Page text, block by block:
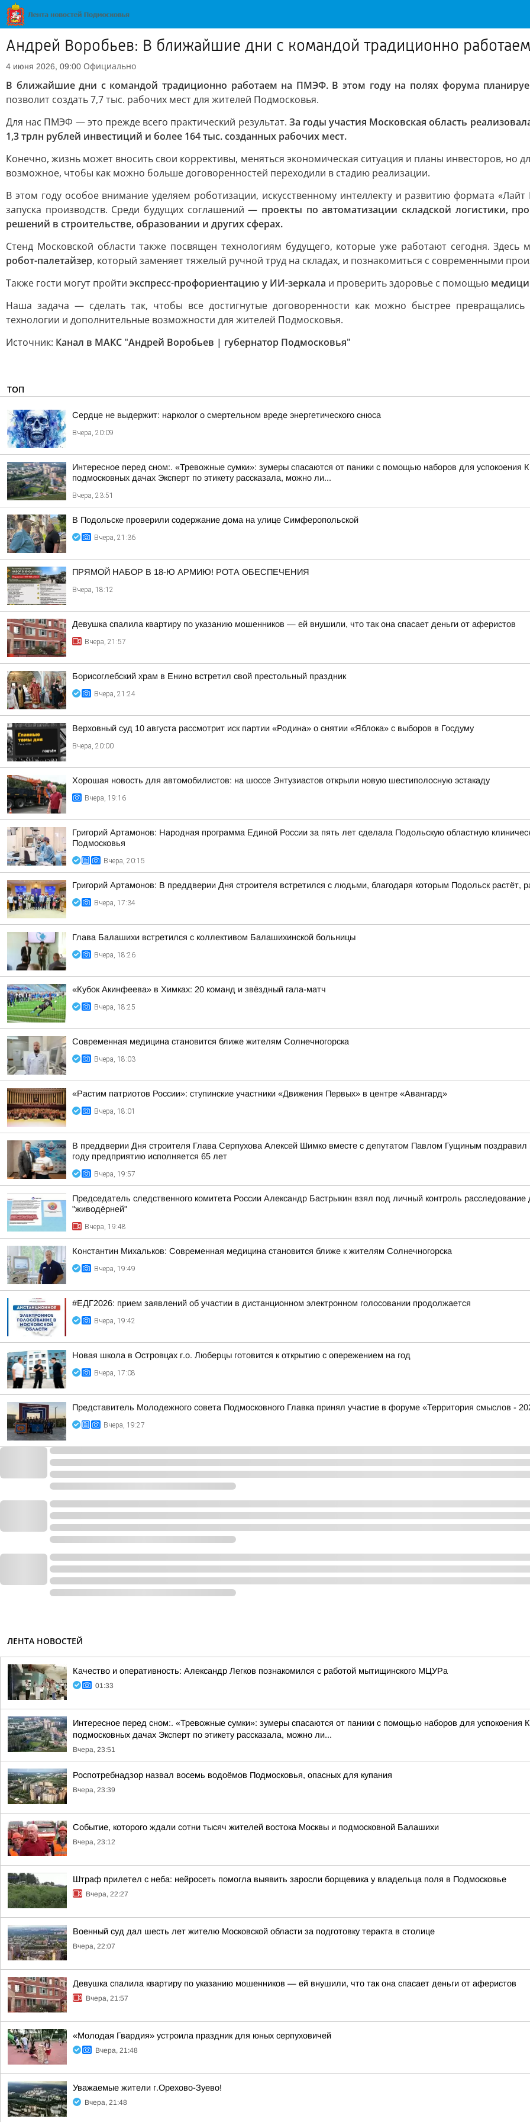
Андрей Воробьев: В ближайшие дни с командой традиционно
4 июня 2026, 09:00 Официально
В ближайшие дни с командой традиционно работаем на ПМЭФ. В этом году на полях форума
позволит создать 7,7 тыс. рабочих мест для жителей Подмосковья.
Для нас ПМЭФ — это прежде всего практический результат. За годы участия Московская область
1,3 трлн рублей инвестиций и более 164 тыс. созданных рабочих мест.
Конечно, жизнь может вносить свои коррективы, меняться экономическая ситуация и планы инвесторов, но
возможное, чтобы как можно больше договоренностей переходили в стадию реализации.
В этом году особое внимание уделяем роботизации, искусственному интеллекту и развитию формата
запуска производств. Среди будущих соглашений — проекты по автоматизации складской логистики,
решений в строительстве, образовании и других сферах.
Стенд Московской области также посвящен технологиям будущего, которые уже работают сегодня. Здесь
робот-палетайзер, который заменяет тяжелый ручной труд на складах, и познакомиться с современными
Также гости могут пройти экспресс-профориентацию у ИИ-зеркала и проверить здоровье с помощью
Наша задача — сделать так, чтобы все достигнутые договоренности как можно быстрее
технологии и дополнительные возможности для жителей Подмосковья.
Источник: Канал в МАКС "Андрей Воробьев | губернатор Подмосковья"
ТОП
Сердце не выдержит: нарколог о смертельном вреде энергетического снюса
Вчера, 20:09
Интересное перед сном:. «Тревожные сумки»: зумеры спасаются от паники с помощью наборов для успокоения
подмосковных дачах Эксперт по этикету рассказала, можно ли...
Вчера, 23:51
В Подольске проверили содержание дома на улице Симферопольской
Вчера, 21:36
ПРЯМОЙ НАБОР В 18-Ю АРМИЮ! РОТА ОБЕСПЕЧЕНИЯ
Вчера, 18:12
Девушка спалила квартиру по указанию мошенников — ей внушили, что так она спасает деньги от аферистов
Вчера, 21:57
Борисоглебский храм в Енино встретил свой престольный праздник
Вчера, 21:24
Верховный суд 10 августа рассмотрит иск партии «Родина» о снятии «Яблока» с выборов в Госдуму
Вчера, 20:00
Хорошая новость для автомобилистов: на шоссе Энтузиастов открыли новую шестиполосную эстакаду
Вчера, 19:16
Григорий Артамонов: Народная программа Единой России за пять лет сделала Подольскую областную
Подмосковья
Вчера, 20:15
Григорий Артамонов: В преддверии Дня строителя встретился с людьми, благодаря которым Подольск растёт,
Вчера, 17:34
Глава Балашихи встретился с коллективом Балашихинской больницы
Вчера, 18:26
«Кубок Акинфеева» в Химках: 20 команд и звёздный гала-матч
Вчера, 18:25
Современная медицина становится ближе жителям Солнечногорска
Вчера, 18:03
«Растим патриотов России»: ступинские участники «Движения Первых» в центре «Авангард»
Вчера, 18:01
В преддверии Дня строителя Глава Серпухова Алексей Шимко вместе с депутатом Павлом Гущиным
году предприятию исполняется 65 лет
Вчера, 19:57
Председатель следственного комитета России Александр Бастрыкин взял под личный контроль
"живодёрней"
Вчера, 19:48
Константин Михальков: Современная медицина становится ближе к жителям Солнечногорска
Вчера, 19:49
#ЕДГ2026: прием заявлений об участии в дистанционном электронном голосовании продолжается
Вчера, 19:42
Новая школа в Островцах г.о. Люберцы готовится к открытию с опережением на год
Вчера, 17:08
Представитель Молодежного совета Подмосковного Главка принял участие в форуме «Территория смыслов -
Вчера, 19:27
ЛЕНТА НОВОСТЕЙ
Качество и оперативность: Александр Легков познакомился с работой мытищинского МЦУРа
01:33
Интересное перед сном:. «Тревожные сумки»: зумеры спасаются от паники с помощью наборов для успокоения
подмосковных дачах Эксперт по этикету рассказала, можно ли...
Вчера, 23:51
Роспотребнадзор назвал восемь водоёмов Подмосковья, опасных для купания
Вчера, 23:39
Событие, которого ждали сотни тысяч жителей востока Москвы и подмосковной Балашихи
Вчера, 23:12
Штраф прилетел с неба: нейросеть помогла выявить заросли борщевика у владельца поля в Подмосковье
Вчера, 22:27
Военный суд дал шесть лет жителю Московской области за подготовку теракта в столице
Вчера, 22:07
Девушка спалила квартиру по указанию мошенников — ей внушили, что так она спасает деньги от аферистов
Вчера, 21:57
«Молодая Гвардия» устроила праздник для юных серпуховичей
Вчера, 21:48
Уважаемые жители г.Орехово-Зуево!
Вчера, 21:48